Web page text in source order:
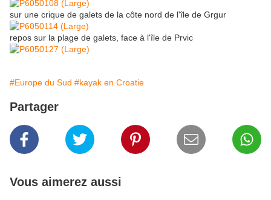
sur une crique de galets de la côte nord de l'île de Grgur
repos sur la plage de galets, face à l'île de Prvic
#Europe du Sud #kayak en Croatie
Partager
Vous aimerez aussi